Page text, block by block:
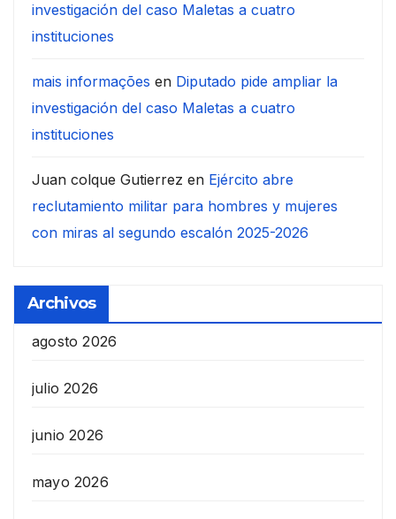
investigación del caso Maletas a cuatro
instituciones
mais informações en Diputado pide ampliar la
investigación del caso Maletas a cuatro
instituciones
Juan colque Gutierrez en Ejército abre
reclutamiento militar para hombres y mujeres
con miras al segundo escalón 2025-2026
Archivos
agosto 2026
julio 2026
junio 2026
mayo 2026